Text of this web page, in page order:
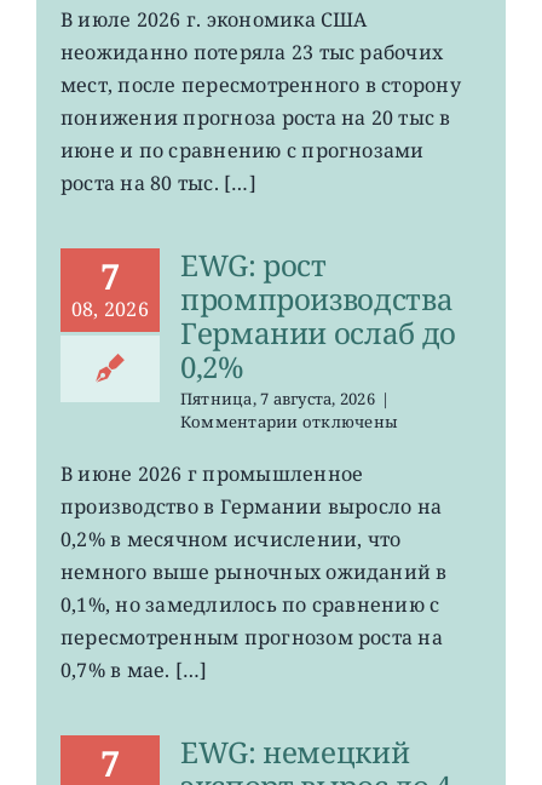
VOO:
рабочих
мест
США
неожиданно
В июле 2026 г. экономика США
неожиданно потеряла 23 тыс рабочих
мест, после пересмотренного в сторону
понижения прогноза роста на 20 тыс в
июне и по сравнению с прогнозами
роста на 80 тыс. […]
7
08, 2026
EWG: рост
промпроизводства
Германии ослаб до
0,2%
Пятница, 7 августа, 2026 |
Комментариик
EWG:
промпроизводства
Германии
до
0,2%
отключены
В июне 2026 г промышленное
производство в Германии выросло на
0,2% в месячном исчислении, что
немного выше рыночных ожиданий в
0,1%, но замедлилось по сравнению с
пересмотренным прогнозом роста на
0,7% в мае. […]
7
EWG: немецкий